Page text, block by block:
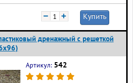
− + Купить
дренажный с решеткой
Артикул: 542